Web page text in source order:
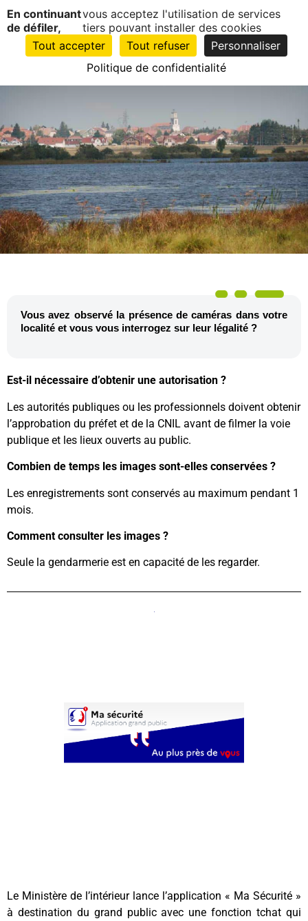
1EN
CLIC
Sécurité
Vous avez observé la présence de caméras dans votre
localité et vous vous interrogez sur leur légalité ?
Est-il nécessaire d’obtenir une autorisation ?
Les autorités publiques ou les professionnels doivent obtenir
l’approbation du préfet et de la CNIL avant de filmer la voie
publique et les lieux ouverts au public.
Combien de temps les images sont-elles conservées ?
Les enregistrements sont conservés au maximum pendant 1
mois.
Comment consulter les images ?
Seule la gendarmerie est en capacité de les regarder.
Le Ministère de l’intérieur lance l’application « Ma Sécurité »
à destination du grand public avec une fonction tchat qui
Panneau de gestion des cookies
En continuant
de défiler,
vous acceptez l'utilisation de services
tiers pouvant installer des cookies
Tout accepter
Tout refuser
Personnaliser
Politique de confidentialité